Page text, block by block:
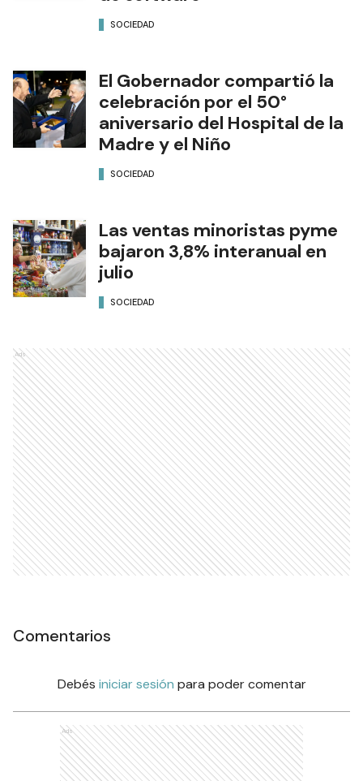
SOCIEDAD
El Gobernador compartió la
celebración por el 50°
aniversario del Hospital de la
Madre y el Niño
SOCIEDAD
Las ventas minoristas pyme
bajaron 3,8% interanual en
julio
SOCIEDAD
Ads
Comentarios
Debés iniciar sesión para poder comentar
Ads